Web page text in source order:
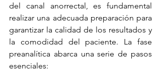
del canal anorrectal, es fundamental
realizar una adecuada preparación para
garantizar la calidad de los resultados y
la comodidad del paciente. La fase
preanalítica abarca una serie de pasos
esenciales: